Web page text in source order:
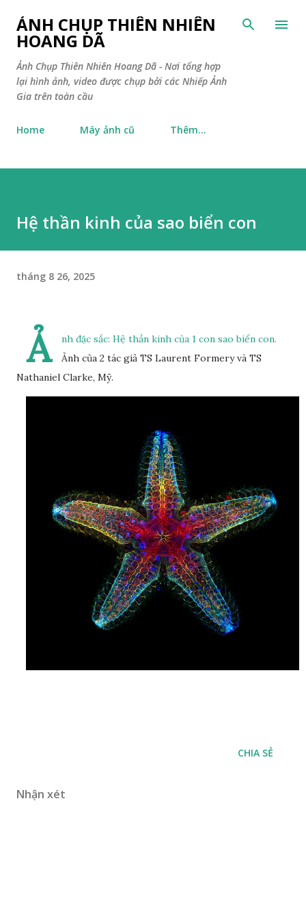
Chuyển đến nội dung chính
ẢNH CHỤP THIÊN NHIÊN
HOANG DÃ
Ảnh Chụp Thiên Nhiên Hoang Dã - Nơi tổng hợp
lại hình ảnh, video được chụp bởi các Nhiếp Ảnh
Gia trên toàn cầu
Home Máy ảnh cũ Thêm…
Hệ thần kinh của sao biển con
tháng 8 26, 2025
Ả
nh đặc sắc: Hệ thần kinh của 1 con sao biển con.
Ảnh của 2 tác giả TS Laurent Formery và TS
Nathaniel Clarke, Mỹ.
CHIA SẺ
Nhận xét